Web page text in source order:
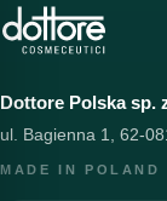
Dottore Polska sp.
ul. Bagienna 1, 62-
MADE IN POLAND